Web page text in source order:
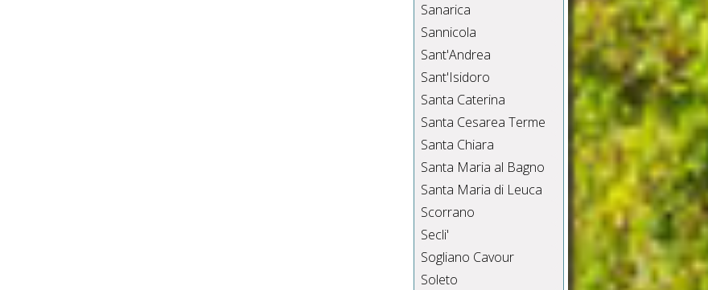
Sanarica
Sannicola
Sant'Andrea
Sant'Isidoro
Santa Caterina
Santa Cesarea Terme
Santa Chiara
Santa Maria al Bagno
Santa Maria di Leuca
Scorrano
Secli'
Sogliano Cavour
Soleto